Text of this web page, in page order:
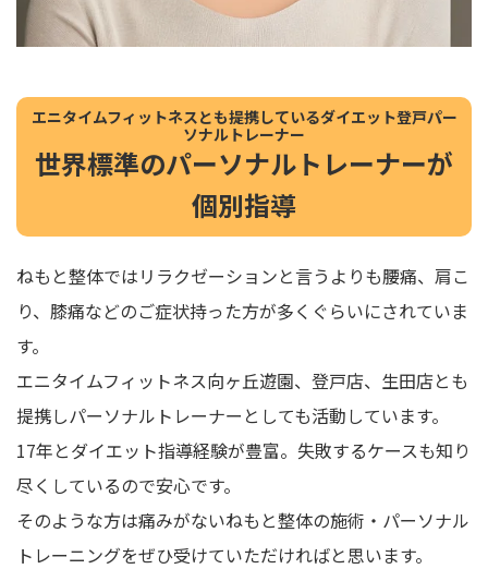
エニタイムフィットネスとも提携しているダイエット登戸パー
ソナルトレーナー
世界標準のパーソナルトレーナーが
個別指導
ねもと整体ではリラクゼーションと言うよりも腰痛、肩こ
り、膝痛などのご症状持った方が多くぐらいにされていま
す。
エニタイムフィットネス向ヶ丘遊園、登戸店、生田店とも
提携しパーソナルトレーナーとしても活動しています。
17年とダイエット指導経験が豊富。失敗するケースも知り
尽くしているので安心です。
そのような方は痛みがないねもと整体の施術・パーソナル
トレーニングをぜひ受けていただければと思います。